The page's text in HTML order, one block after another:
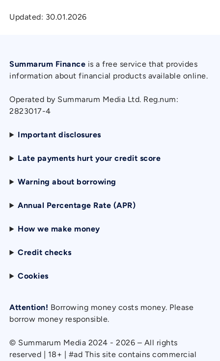
Updated: 30.01.2026
Summarum Finance is a free service that provides
information about financial products available online.
Operated by Summarum Media Ltd. Reg.num:
2823017-4
Important disclosures
Late payments hurt your credit score
Warning about borrowing
Annual Percentage Rate (APR)
How we make money
Credit checks
Cookies
Attention! Borrowing money costs money. Please
borrow money responsible.
© Summarum Media 2024 - 2026 – All rights
reserved | 18+ | #ad This site contains commercial